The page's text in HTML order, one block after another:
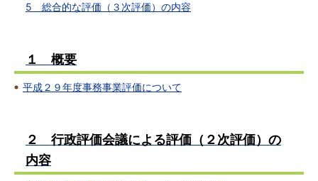
5 総合的な評価（３次評価）の内容
１ 概要
平成２９年度事務事業評価について
２ 行政評価会議による評価 （２次評価） の
内容